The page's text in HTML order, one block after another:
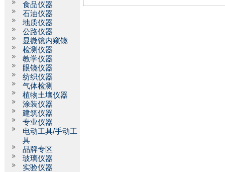
食品仪器
石油仪器
地质仪器
公路仪器
显微镜内窥镜
检测仪器
教学仪器
眼镜仪器
纺织仪器
气体检测
植物土壤仪器
涂装仪器
建筑仪器
专业仪器
电动工具/手动工
具
品牌专区
玻璃仪器
实验仪器